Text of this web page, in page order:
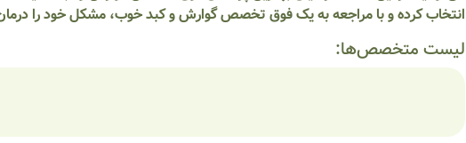
انتخاب کرده و با مراجعه به یک فوق تخصص گوارش و کبد خوب، مشکل خود را
لیست متخصص‌ها: